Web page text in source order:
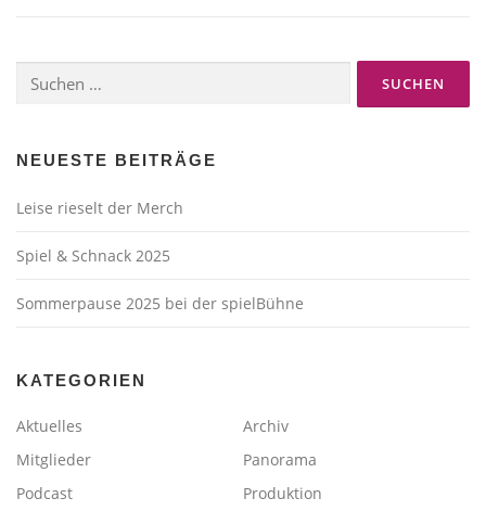
nach:
NEUESTE BEITRÄGE
Leise rieselt der Merch
Spiel & Schnack 2025
Sommerpause 2025 bei der spielBühne
KATEGORIEN
Aktuelles
Archiv
Mitglieder
Panorama
Podcast
Produktion